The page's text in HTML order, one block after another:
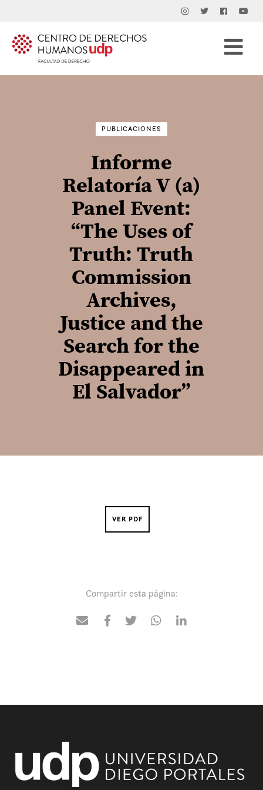
PUBLICACIONES
Informe
Relatoría V (a)
Panel Event:
“The Uses of
Truth: Truth
Commission
Archives,
Justice and the
Search for the
Disappeared in
El Salvador”
VER PDF
Compartir esta página: